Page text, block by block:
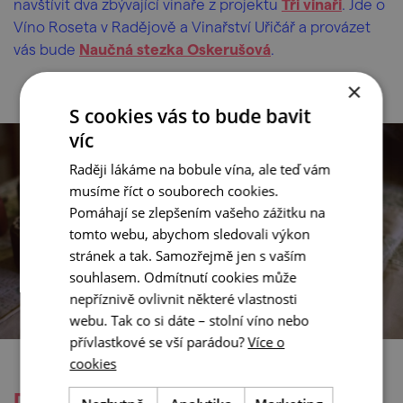
navštívit dva zbývající vinaře z projektu Tři vinaři. Jde o
Víno Roseta v Radějově a Vinařství Uřičář a provázet
vás bude Naučná stezka Oskerušová.
×
S cookies vás to bude bavit
víc
Raději lákáme na bobule vína, ale teď vám
musíme říct o souborech cookies.
Pomáhají se zlepšením vašeho zážitku na
tomto webu, abychom sledovali výkon
stránek a tak. Samozřejmě jen s vaším
souhlasem. Odmítnutí cookies může
nepříznivě ovlivnit některé vlastnosti
webu. Tak co si dáte – stolní víno nebo
přívlastkové se vší parádou?Více o
cookies